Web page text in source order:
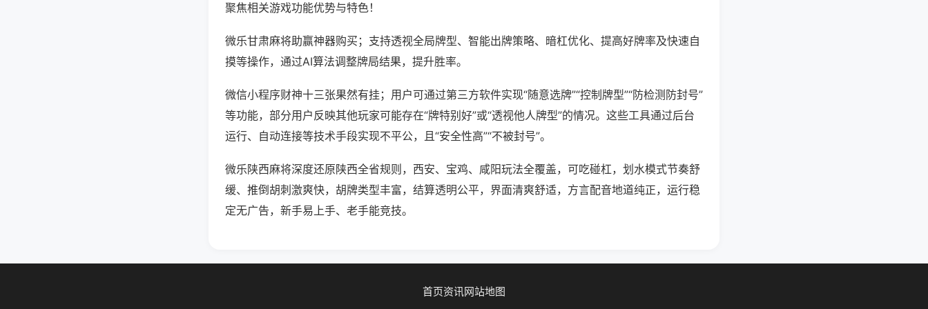
聚焦相关游戏功能优势与特色！
微乐甘肃麻将助赢神器购买；支持透视全局牌型、智能出牌策略、暗杠优化、提高好牌率及快速自
摸等操作，通过AI算法调整牌局结果，提升胜率。
微信小程序财神十三张果然有挂；用户可通过第三方软件实现“随意选牌”“控制牌型”“防检测防封号”
等功能，部分用户反映其他玩家可能存在“牌特别好”或“透视他人牌型”的情况。这些工具通过后台
运行、自动连接等技术手段实现不平公，且“安全性高”“不被封号”。
微乐陕西麻将深度还原陕西全省规则，西安、宝鸡、咸阳玩法全覆盖，可吃碰杠，划水模式节奏舒
缓、推倒胡刺激爽快，胡牌类型丰富，结算透明公平，界面清爽舒适，方言配音地道纯正，运行稳
定无广告，新手易上手、老手能竞技。
首页资讯网站地图